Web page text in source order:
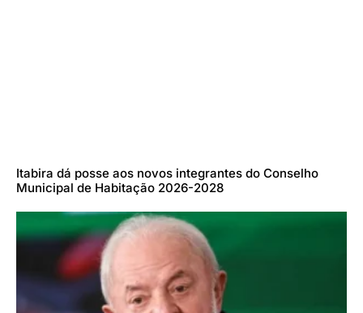
Itabira dá posse aos novos integrantes do Conselho
Municipal de Habitação 2026-2028